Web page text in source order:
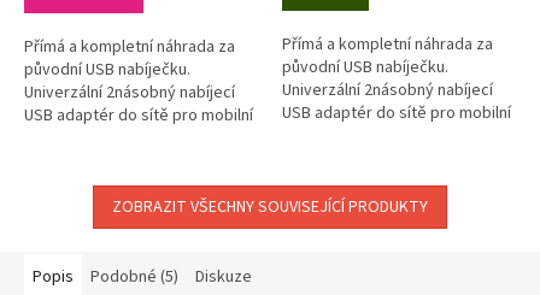
Přímá a kompletní náhrada za
původní USB nabíječku.
Univerzální 2násobný nabíjecí
USB adaptér do sítě pro mobilní
Přímá a kompletní náhrada za
původní USB nabíječku.
Univerzální 2násobný nabíjecí
USB adaptér do sítě pro mobilní
ZOBRAZIT VŠECHNY SOUVISEJÍCÍ PRODUKTY
Popis Podobné (5) Diskuze